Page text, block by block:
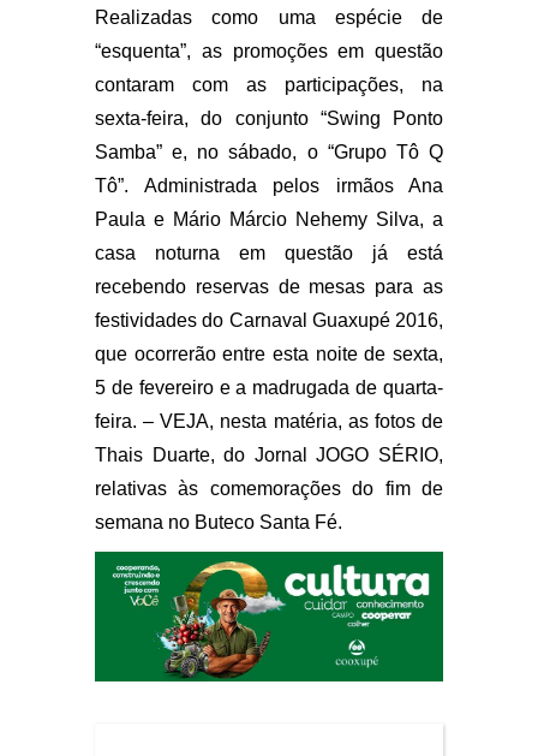
Realizadas como uma espécie de
“esquenta”, as promoções em questão
contaram com as participações, na
sexta-feira, do conjunto “Swing Ponto
Samba” e, no sábado, o “Grupo Tô Q
Tô”. Administrada pelos irmãos Ana
Paula e Mário Márcio Nehemy Silva, a
casa noturna em questão já está
recebendo reservas de mesas para as
festividades do Carnaval Guaxupé 2016,
que ocorrerão entre esta noite de sexta,
5 de fevereiro e a madrugada de quarta-
feira. – VEJA, nesta matéria, as fotos de
Thais Duarte, do Jornal JOGO SÉRIO,
relativas às comemorações do fim de
semana no Buteco Santa Fé.